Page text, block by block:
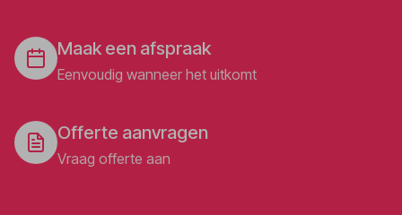
Maak een afspraak
Eenvoudig wanneer het uitkomt
Offerte aanvragen
Vraag offerte aan